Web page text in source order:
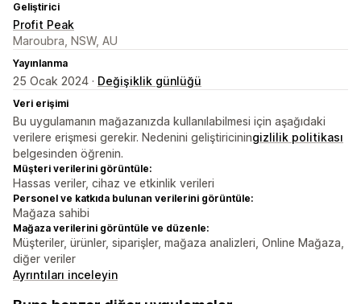
Geliştirici
Profit Peak
Maroubra, NSW, AU
Yayınlanma
25 Ocak 2024 · Değişiklik günlüğü
Veri erişimi
Bu uygulamanın mağazanızda kullanılabilmesi için aşağıdaki
verilere erişmesi gerekir. Nedenini geliştiriciningizlilik politikası
belgesinden öğrenin.
Müşteri verilerini görüntüle:
Hassas veriler, cihaz ve etkinlik verileri
Personel ve katkıda bulunan verilerini görüntüle:
Mağaza sahibi
Mağaza verilerini görüntüle ve düzenle:
Müşteriler, ürünler, siparişler, mağaza analizleri, Online Mağaza,
diğer veriler
Ayrıntıları inceleyin